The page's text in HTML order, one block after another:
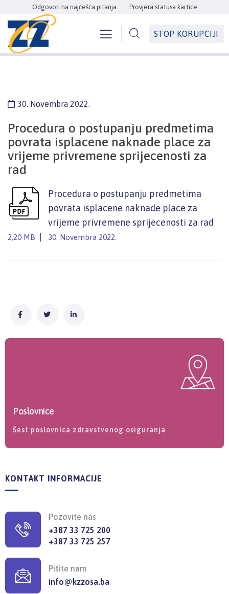
Odgovori na najčešća pitanja Provjera statusa kartice
STOP KORUPCIJI
30. Novembra 2022.
Procedura o postupanju predmetima
povrata isplacene naknade place za
vrijeme privremene sprijecenosti za
rad
Procedura o postupanju predmetima
povrata isplacene naknade place za
vrijeme privremene sprijecenosti za rad
2,20 MB 30. Novembra 2022.
Poslovnice
Šest poslovnica zdravstvenog osiguranja
KONTAKT INFORMACIJE
Pozovite nas
+387 33 725 200
+387 33 725 257
Pišite nam
info@kzzosa.ba